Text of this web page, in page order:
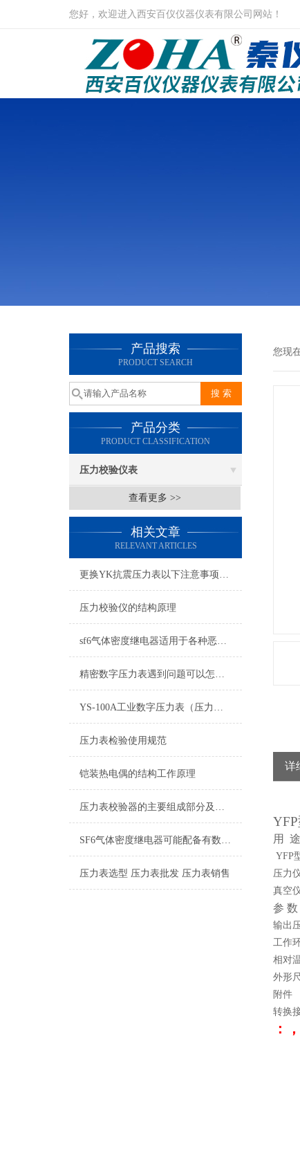
您好，欢迎进入西安百仪仪器仪表有限公司网站！
产品搜索
PRODUCT SEARCH
产品分类
PRODUCT CLASSIFICATION
压力校验仪表
查看更多 >>
相关文章
RELEVANT ARTICLES
更换YK抗震压力表以下注意事项可别忘了
压力校验仪的结构原理
sf6气体密度继电器适用于各种恶劣环境和气候条件
精密数字压力表遇到问题可以怎么样处理
YS-100A工业数字压力表（压力变送器）
压力表检验使用规范
铠装热电偶的结构工作原理
压力表校验器的主要组成部分及应用特性
SF6气体密度继电器可能配备有数字显示和操作面板
压力表选型 压力表批发 压力表销售
您现
详
YFP
用 途
YFP
压力
真空
参 数
输出
工作
相对
外形
附件
转换
：